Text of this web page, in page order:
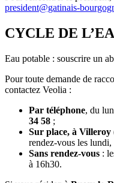
president@gatinais-
CYCLE DE
Eau potable : souscrire un
Pour toute demande de
contactez Veolia :
Par téléphone, du
34 58 ;
Sur place, à Villeroy
rendez-vous les
Sans rendez-vous :
à 16h30.